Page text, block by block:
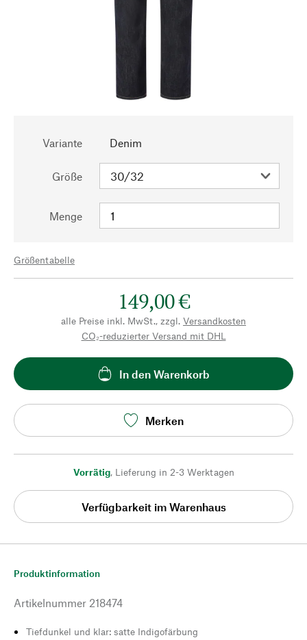
Variante Denim
Größe
Menge
Größentabelle
149,00 €
alle Preise inkl. MwSt., zzgl. Versandkosten
CO₂-reduzierter Versand mit DHL
In den Warenkorb
Merken
Vorrätig, Lieferung in 2-3 Werktagen
Verfügbarkeit im Warenhaus
Produktinformation
Artikelnummer 218474
Tiefdunkel und klar: satte Indigofärbung